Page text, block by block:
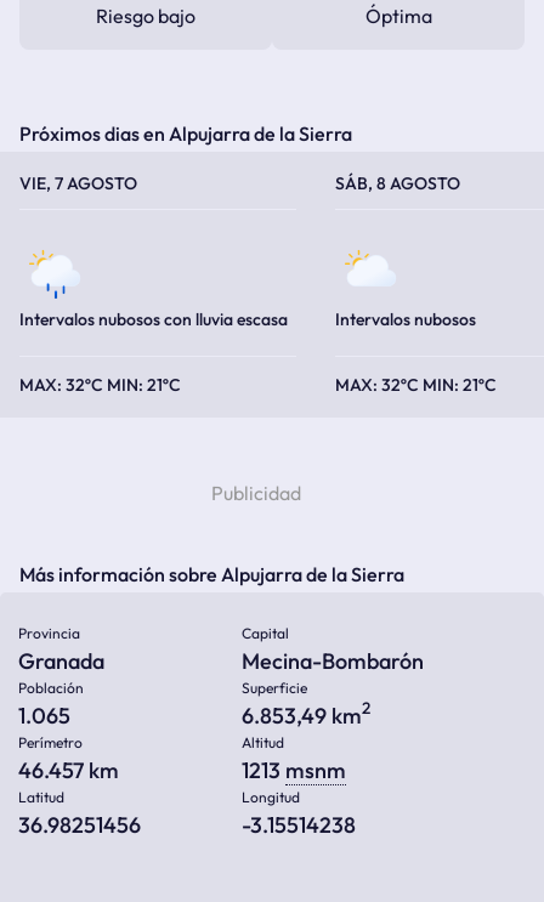
Riesgo bajo Óptima
Próximos dias en Alpujarra de la Sierra
VIE, 7 AGOSTO
Intervalos nubosos con lluvia escasa
32ºC 21ºC
SÁB, 8 AGOSTO
Intervalos nubosos
32ºC 21ºC
Más información sobre Alpujarra de la Sierra
Provincia
Granada
Capital
Mecina-Bombarón
Población
1.065
Superficie
6.853,49 km2
Perímetro
46.457 km
Altitud
1213 msnm
Latitud
36.98251456
Longitud
-3.15514238